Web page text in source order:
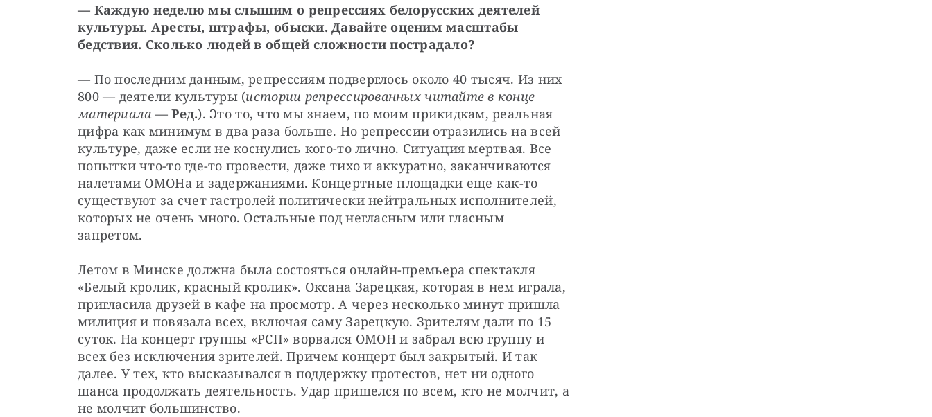
— Каждую неделю мы слышим о репрессиях белорусских деятелей
культуры. Аресты, штрафы, обыски. Давайте оценим масштабы
бедствия. Сколько людей в общей сложности пострадало?
— По последним данным, репрессиям подверглось около 40 тысяч. Из них
800 — деятели культуры (истории репрессированных читайте в конце
материала — Ред.). Это то, что мы знаем, по моим прикидкам, реальная
цифра как минимум в два раза больше. Но репрессии отразились на всей
культуре, даже если не коснулись кого-то лично. Ситуация мертвая. Все
попытки что-то где-то провести, даже тихо и аккуратно, заканчиваются
налетами ОМОНа и задержаниями. Концертные площадки еще как-то
существуют за счет гастролей политически нейтральных исполнителей,
которых не очень много. Остальные под негласным или гласным
запретом.
Летом в Минске должна была состояться онлайн-премьера спектакля
«Белый кролик, красный кролик». Оксана Зарецкая, которая в нем играла,
пригласила друзей в кафе на просмотр. А через несколько минут пришла
милиция и повязала всех, включая саму Зарецкую. Зрителям дали по 15
суток. На концерт группы «РСП» ворвался ОМОН и забрал всю группу и
всех без исключения зрителей. Причем концерт был закрытый. И так
далее. У тех, кто высказывался в поддержку протестов, нет ни одного
шанса продолжать деятельность. Удар пришелся по всем, кто не молчит, а
не молчит большинство.